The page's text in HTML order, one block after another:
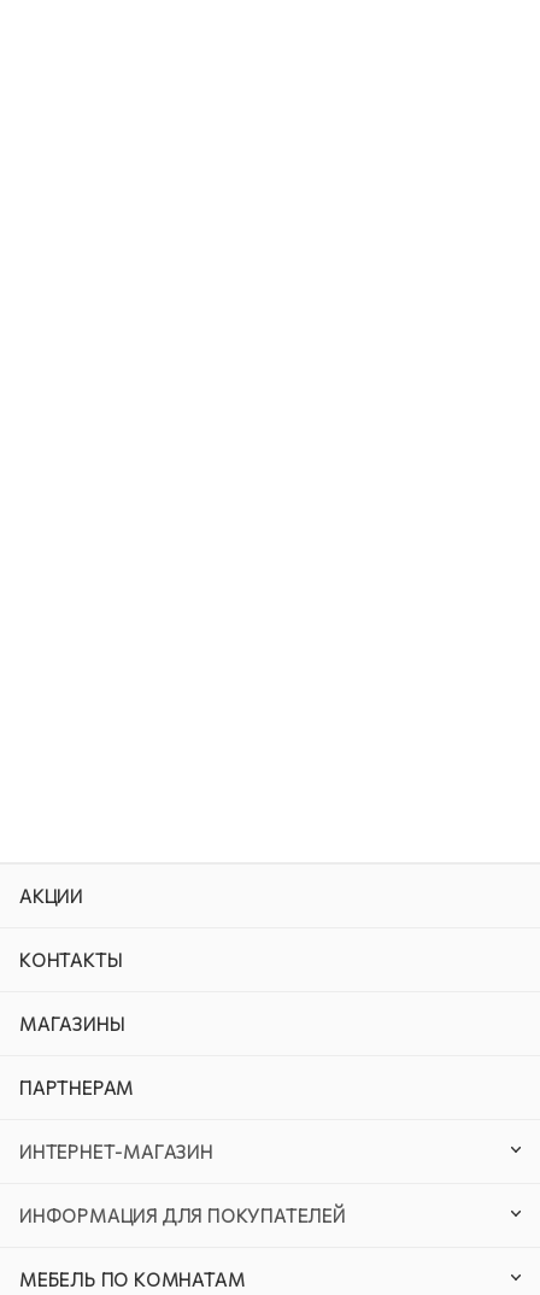
АКЦИИ
КОНТАКТЫ
МАГАЗИНЫ
ПАРТНЕРАМ
ИНТЕРНЕТ-МАГАЗИН
ИНФОРМАЦИЯ ДЛЯ ПОКУПАТЕЛЕЙ
МЕБЕЛЬ ПО КОМНАТАМ